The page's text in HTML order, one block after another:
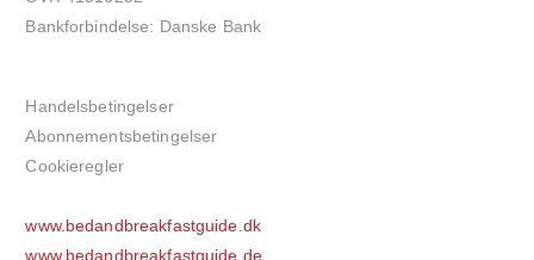
Bankforbindelse: Danske Bank
Handelsbetingelser
Abonnementsbetingelser
Cookieregler
www.bedandbreakfastguide.dk
www.bedandbreakfastguide.de